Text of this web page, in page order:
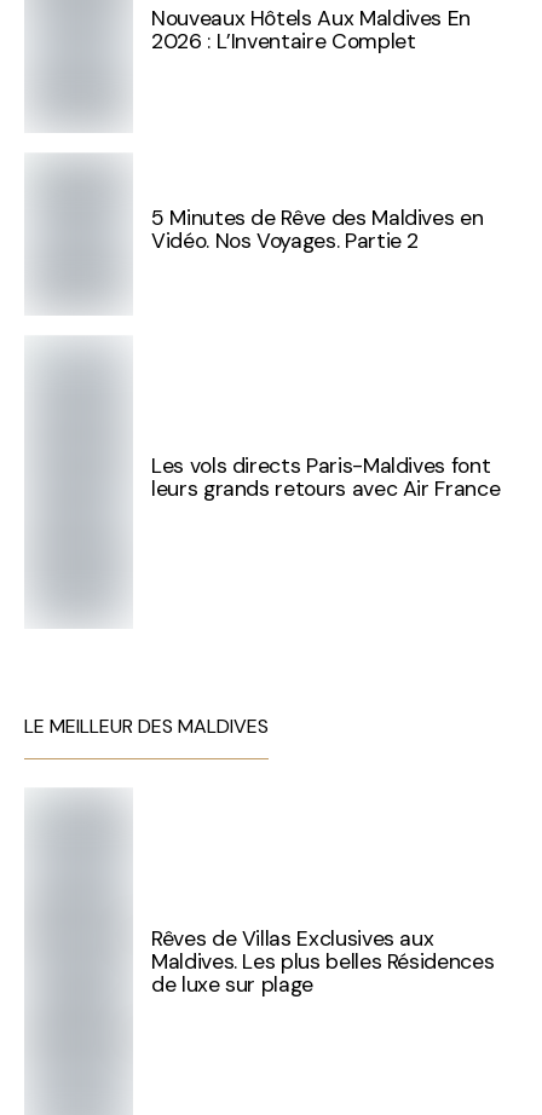
Nouveaux Hôtels Aux Maldives En
2026 : L’Inventaire Complet
5 Minutes de Rêve des Maldives en
Vidéo. Nos Voyages. Partie 2
Les vols directs Paris-Maldives font
leurs grands retours avec Air France
LE MEILLEUR DES MALDIVES
Rêves de Villas Exclusives aux
Maldives. Les plus belles Résidences
de luxe sur plage